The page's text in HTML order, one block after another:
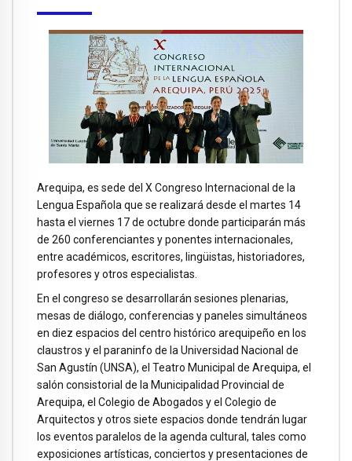
Arequipa, es sede del X Congreso Internacional de la
Lengua Española que se realizará desde el martes 14
hasta el viernes 17 de octubre donde participarán más
de 260 conferenciantes y ponentes internacionales,
entre académicos, escritores, lingüistas, historiadores,
profesores y otros especialistas.
En el congreso se desarrollarán sesiones plenarias,
mesas de diálogo, conferencias y paneles simultáneos
en diez espacios del centro histórico arequipeño en los
claustros y el paraninfo de la Universidad Nacional de
San Agustín (UNSA), el Teatro Municipal de Arequipa, el
salón consistorial de la Municipalidad Provincial de
Arequipa, el Colegio de Abogados y el Colegio de
Arquitectos y otros siete espacios donde tendrán lugar
los eventos paralelos de la agenda cultural, tales como
exposiciones artísticas, conciertos y presentaciones de